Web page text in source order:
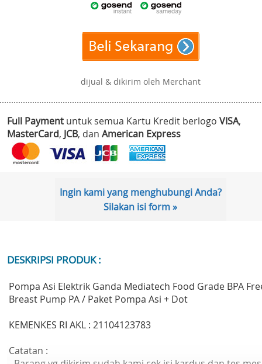
dijual & dikirim oleh Merchant
Full Payment untuk semua Kartu Kredit berlogo VISA,
MasterCard, JCB, dan American Express
Ingin kami yang menghubungi Anda?
Silakan isi form »
DESKRIPSI PRODUK :
Pompa Asi Elektrik Ganda Mediatech Food Grade BPA
Breast Pump PA / Paket Pompa Asi + Dot
KEMENKES RI AKL : 21104123783
Catatan :